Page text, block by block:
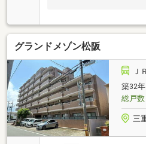
グランドメゾン松阪
Ｊ
築32
総戸数
三